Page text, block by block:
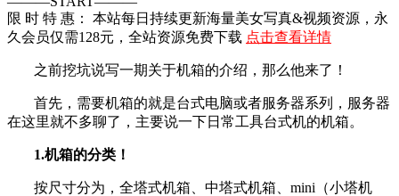
限 时 特 惠： 本站每日持续更新海量美女写真&视频资源，永
久会员仅需128元，全站资源免费下载 点击查看详情
之前挖坑说写一期关于机箱的介绍，那么他来了！
首先，需要机箱的就是台式电脑或者服务器系列，服务器
在这里就不多聊了，主要说一下日常工具台式机的机箱。
1.机箱的分类！
按尺寸分为，全塔式机箱、中塔式机箱、mini（小塔机